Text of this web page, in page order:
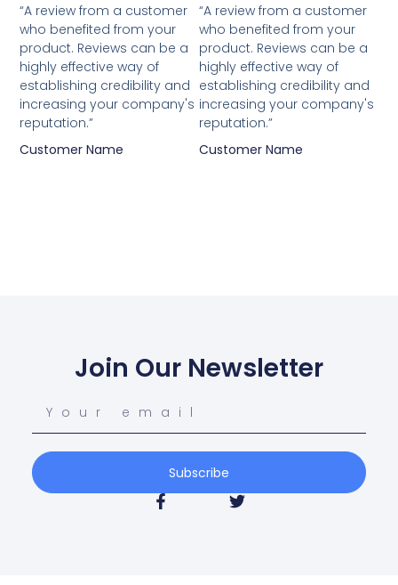
“A review from a customer
who benefited from your
product. Reviews can be a
highly effective way of
establishing credibility and
increasing your company's
reputation.”
Customer Name
“A review from a customer
who benefited from your
product. Reviews can be a
highly effective way of
establishing credibility and
increasing your company's
reputation.”
Customer Name
Join Our Newsletter
Subscribe